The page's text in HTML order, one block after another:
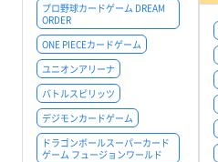
プロ野球カードゲーム DREAM
ORDER
ONE PIECEカードゲーム
ユニオンアリーナ
バトルスピリッツ
デジモンカードゲーム
ドラゴンボールスーパーカード
ゲーム フュージョンワールド